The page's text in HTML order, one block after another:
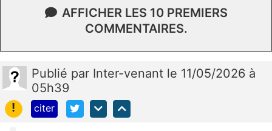
AFFICHER LES 10 PREMIERS
COMMENTAIRES.
Publié par Inter-venant le 11/05/2026 à
05h39
!
citer